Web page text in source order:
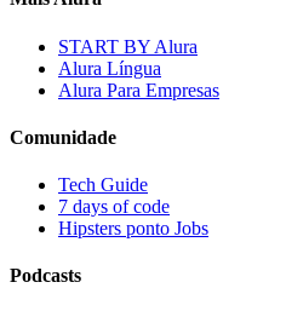
START BY Alura
Alura Língua
Alura Para Empresas
Comunidade
Tech Guide
7 days of code
Hipsters ponto Jobs
Podcasts